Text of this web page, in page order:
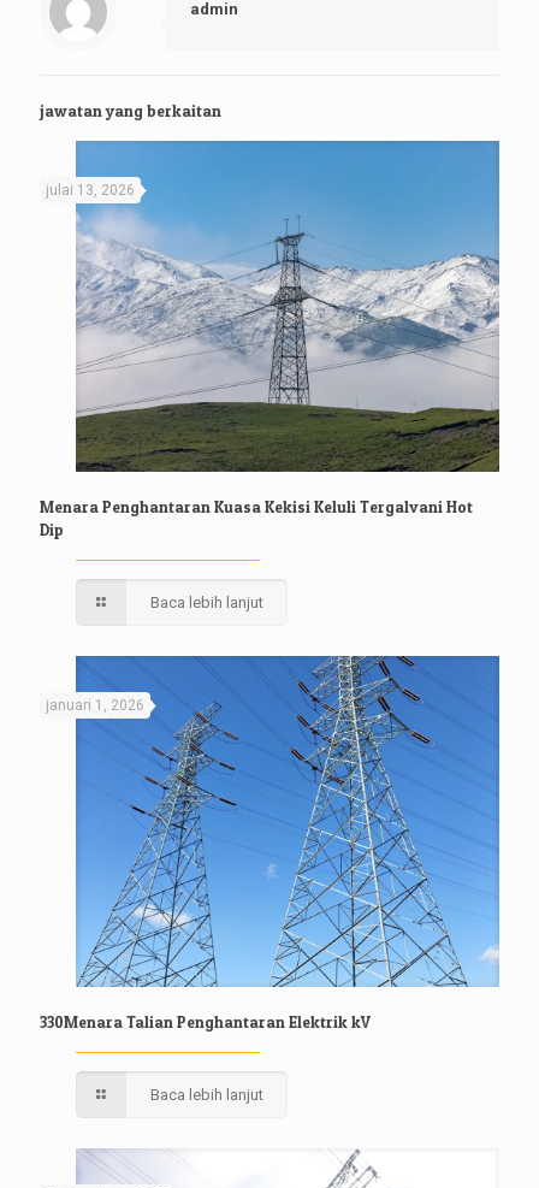
admin
jawatan yang berkaitan
julai 13, 2026
Menara Penghantaran Kuasa Kekisi Keluli Tergalvani Hot
Dip
Baca lebih lanjut
januari 1, 2026
330Menara Talian Penghantaran Elektrik kV
Baca lebih lanjut